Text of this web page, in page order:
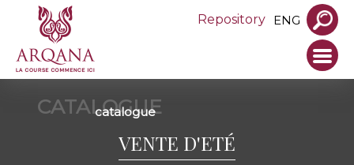
Repository ENG
CATALOGUE
catalogue
VENTE D'ETÉ